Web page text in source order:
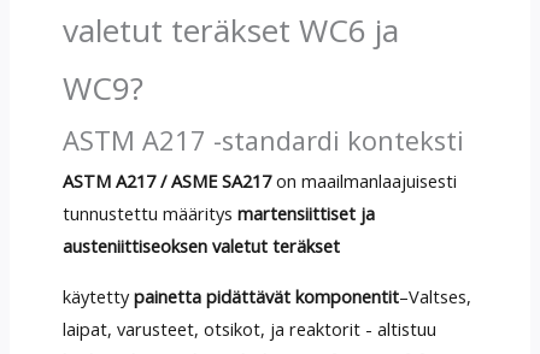
valetut teräkset WC6 ja
WC9?
ASTM A217 -standardi konteksti
ASTM A217 / ASME SA217on maailmanlaajuisesti
tunnustettu määritys martensiittiset ja
austeniittiseoksen valetut teräkset
käytettypainetta pidättävät komponentit–Valtses,
laipat, varusteet, otsikot, ja reaktorit - altistuu